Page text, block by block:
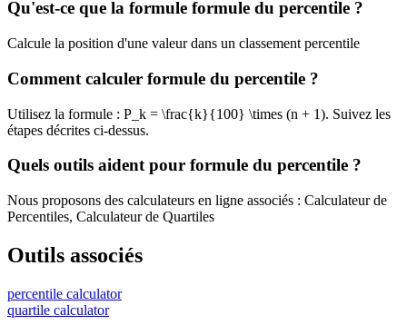
Qu'est-ce que la formule formule du percentile ?
Calcule la position d'une valeur dans un classement percentile
Comment calculer formule du percentile ?
Utilisez la formule : P_k = \frac{k}{100} \times (n + 1). Suivez les
étapes décrites ci-dessus.
Quels outils aident pour formule du percentile ?
Nous proposons des calculateurs en ligne associés : Calculateur de
Percentiles, Calculateur de Quartiles
Outils associés
percentile calculator
quartile calculator